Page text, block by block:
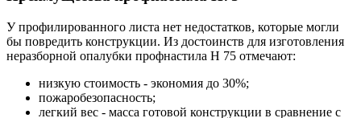
У профилированного листа нет недостатков, которые могли
бы повредить конструкции. Из достоинств для изготовления
неразборной опалубки профнастила Н 75 отмечают:
низкую стоимость - экономия до 30%;
пожаробезопасность;
легкий вес - масса готовой конструкции в сравнение с